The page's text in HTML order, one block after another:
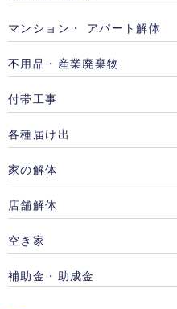
マンション・ アパート解体
不用品・産業廃棄物
付帯工事
各種届け出
家の解体
店舗解体
空き家
補助金・助成金